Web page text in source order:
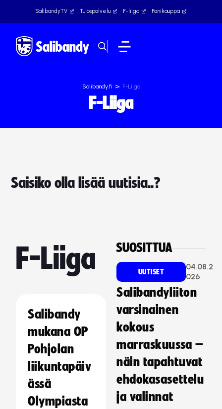
SalibandyTV Tulospalvelu F-liiga Fanikauppa
Salibandy.fi > F-Liiga
F-Liiga
Saisiko olla lisää uutisia..?
F-Liiga
Salibandy
mukana OP
Pohjolan
liikuntapäiv
ässä
Olympiasta
SUOSITTUA
UUTISET
04.08.2
026
Salibandyliiton
varsinainen
kokous
marraskuussa –
näin tapahtuvat
ehdokasasettelu
ja valinnat